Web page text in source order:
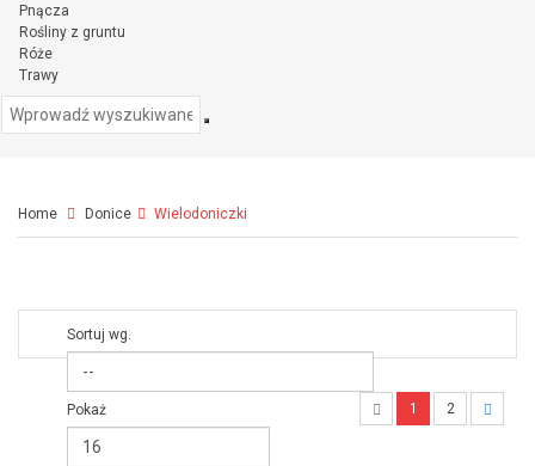
Pnącza
Rośliny z gruntu
Róże
Trawy
Home Donice Wielodoniczki
Sortuj wg.
1 2
Pokaż